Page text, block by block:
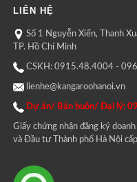
LIÊN HỆ
Số 1 Nguyễn Xiển, Thanh
TP. Hồ Chí Minh
CSKH: 0915.48.4004 -
lienhe@kangaroohanoi.vn
Dự án/ Bán buôn/ Đại lý:
Giấy chứng nhận đăng ký
và Đầu tư Thành phố Hà Nội